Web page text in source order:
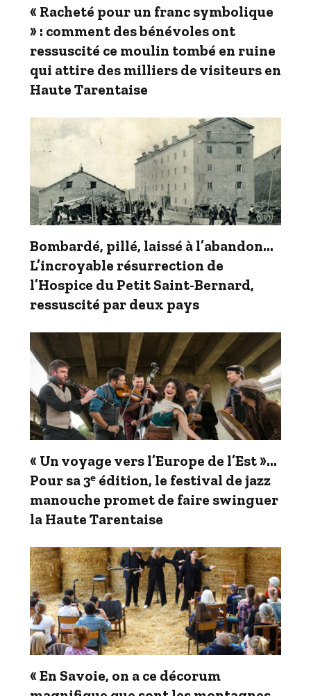
« Racheté pour un franc symbolique
» : comment des bénévoles ont
ressuscité ce moulin tombé en ruine
qui attire des milliers de visiteurs en
Haute Tarentaise
Bombardé, pillé, laissé à l’abandon…
L’incroyable résurrection de
l’Hospice du Petit Saint-Bernard,
ressuscité par deux pays
« Un voyage vers l’Europe de l’Est »…
Pour sa 3ᵉ édition, le festival de jazz
manouche promet de faire swinguer
la Haute Tarentaise
« En Savoie, on a ce décorum